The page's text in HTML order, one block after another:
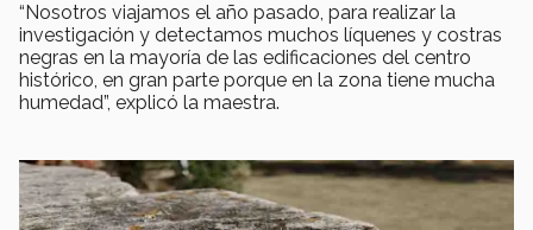
“Nosotros viajamos el año pasado, para realizar la
investigación y detectamos muchos líquenes y costras
negras en la mayoría de las edificaciones del centro
histórico, en gran parte porque en la zona tiene mucha
humedad”, explicó la maestra.